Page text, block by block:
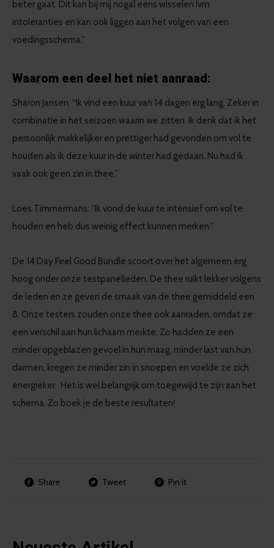
beter gaat. Dit kan bij mij nogal eens wisselen Ivm
intoleranties en kan ook liggen aan het volgen van een
voedingsschema.”
Waarom een deel het niet aanraad:
Sharon Jansen: “Ik vind een kuur van 14 dagen erg lang. Zeker in
combinatie in het seizoen waarin we zitten. Ik denk dat ik het
persoonlijk makkelijker en prettiger had gevonden om vol te
houden als ik deze kuur in de winter had gedaan. Nu had ik
vaak ook geen zin in thee.”
Loes Timmermans: “Ik vond de kuur te intensief om vol te
houden en heb dus weinig effect kunnen merken.”
De 14 Day Feel Good Bundle scoort over het algemeen erg
hoog onder onze testpanelleden. De thee ruikt lekker volgens
de leden en ze geven de smaak van de thee gemiddeld een
8. Onze testers zouden onze thee ook aanraden, omdat ze
een verschil aan hun lichaam merkte. Zo hadden ze een
minder opgeblazen gevoel in hun maag, minder last van hun
darmen, kregen ze minder zin in snoepen en voelde ze zich
energieker. Het is wel belangrijk om toegewijd te zijn aan het
schema. Zo boek je de beste resultaten!
Share Tweet Pin it